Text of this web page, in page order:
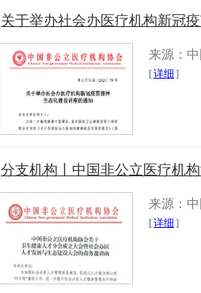
关于举办社会办医疗机构新冠
来源：
[详细 ]
分支机构丨中国非公立医疗机
来源：
[详细 ]